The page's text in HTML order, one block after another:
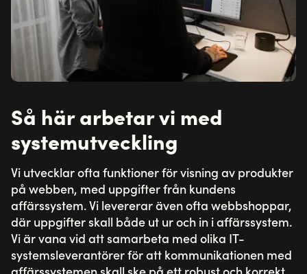
Så här arbetar vi med
systemutveckling
Vi utvecklar ofta funktioner för visning av produkter
på webben, med uppgifter från kundens
affärssystem. Vi levererar även ofta webbshoppar,
där uppgifter skall både ut ur och in i affärssystem.
Vi är vana vid att samarbeta med olika IT-
systemsleverantörer för att kommunikationen med